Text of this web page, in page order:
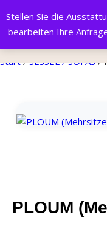
Stellen Sie die
bearbeiten Ihre
Start/SESSEL / SOFAS/
PLOUM